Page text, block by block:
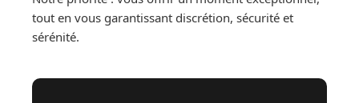
tout en vous garantissant discrétion, sécurité et
sérénité.